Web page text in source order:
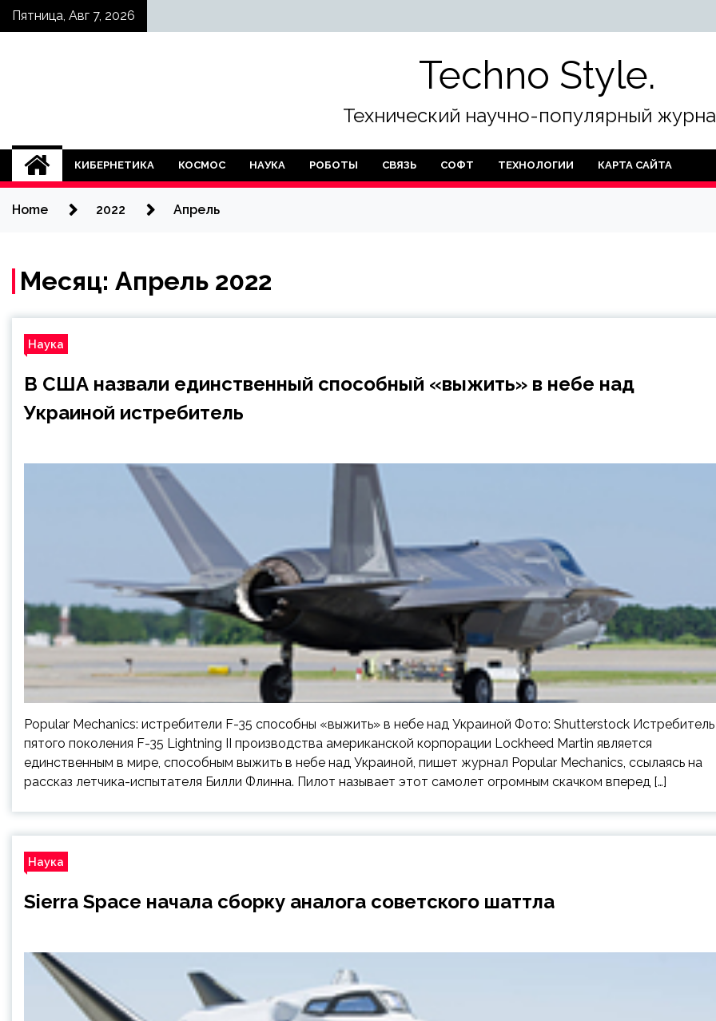
SkipПятница, Авг 7, 2026
Techno Style.
Технический научно-популярный
КИБЕРНЕТИКА КОСМОС НАУКА РОБОТЫ СВЯЗЬ СОФТ ТЕХНОЛОГИИ КАРТА САЙТА
Home 2022 Апрель
Месяц: Апрель 2022
Наука
В США назвали единственный способный «выжить» в небе над
Украиной истребитель
Popular Mechanics: истребители F-35 способны «выжить» в небе над Украиной Фото: Shutterstock Истребитель
пятого поколения F-35 Lightning II производства американской корпорации Lockheed Martin является
единственным в мире, способным выжить в небе над Украиной, пишет журнал Popular Mechanics, ссылаясь на
рассказ летчика-испытателя Билли Флинна. Пилот называет этот самолет огромным скачком вперед […]
Наука
Sierra Space начала сборку аналога советского шаттла